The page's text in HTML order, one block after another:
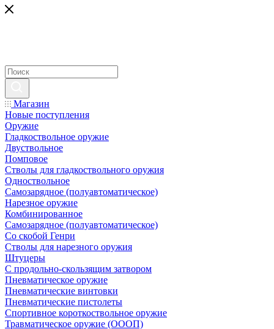
Магазин
Новые поступления
Оружие
Гладкоствольное оружие
Двуствольное
Помповое
Стволы для гладкоствольного оружия
Одноствольное
Самозарядное (полуавтоматическое)
Нарезное оружие
Комбинированное
Самозарядное (полуавтоматическое)
Со скобой Генри
Стволы для нарезного оружия
Штуцеры
С продольно-скользящим затвором
Пневматическое оружие
Пневматические винтовки
Пневматические пистолеты
Спортивное короткоствольное оружие
Травматическое оружие (ОООП)